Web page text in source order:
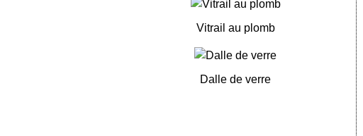
Vitrail au plomb
Dalle de verre